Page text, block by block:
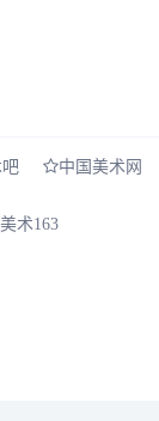
中国美术网
美术163